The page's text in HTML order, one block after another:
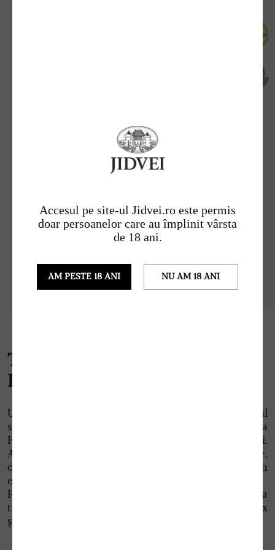
Tezaur Sauvignon Blanc +
Fetească Regală
Un vin plin de prospețime care îmbină rafinamentul
soiului Sauvignon Blanc cu finețea distinctivă a
Feteștii Regale, soiul de suflet al Podgoriei Jidvei.
Arome delicate de flori albe și pere încântă simțurile,
oferind o experiență oenologică remarcabilă prin
eleganță și profunzime.
Păstrat cu atenție, vinul evoluează odată cu trecerea
timpului, dezvăluind un buchet de învechire complex
și sofisticat.
Accesul pe site-ul Jidvei.ro este permis
doar persoanelor care au împlinit vârsta
de 18 ani.
AM PESTE 18 ANI NU AM 18 ANI